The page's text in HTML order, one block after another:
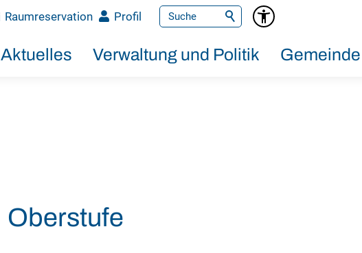
Aktuelles Verwaltung und Politik
Raumreservation Profil
Oberstufe